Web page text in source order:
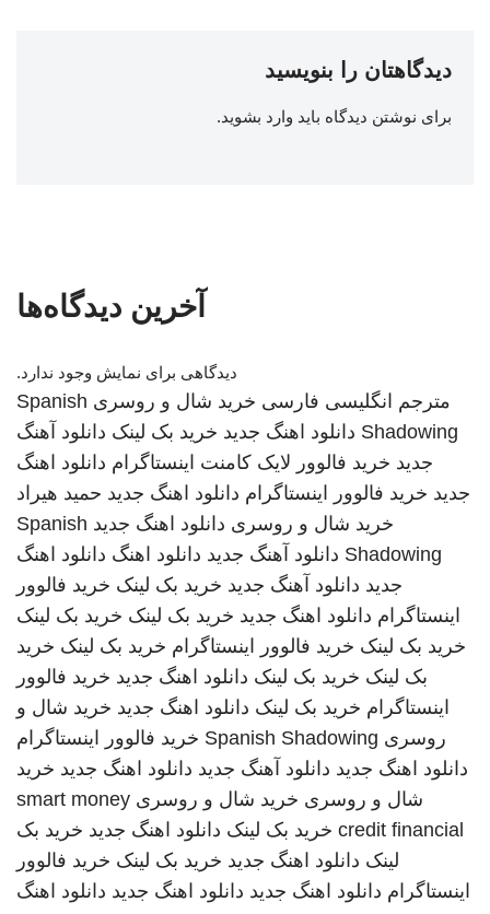
دیدگاهتان را بنویسید
برای نوشتن دیدگاه باید وارد بشوید.
آخرین دیدگاه‌ها
دیدگاهی برای نمایش وجود ندارد.
مترجم انگلیسی فارسی خرید شال و روسری Spanish
Shadowing دانلود اهنگ جدید خرید بک لینک دانلود آهنگ
جدید خرید فالوور لایک کامنت اینستاگرام دانلود اهنگ
جدید خرید فالوور اینستاگرام دانلود اهنگ جدید حمید هیراد
خرید شال و روسری دانلود اهنگ جدید Spanish
Shadowing دانلود آهنگ جدید دانلود اهنگ دانلود اهنگ
جدید دانلود آهنگ جدید خرید بک لینک خرید فالوور
اینستاگرام دانلود اهنگ جدید خرید بک لینک خرید بک لینک
خرید بک لینک خرید فالوور اینستاگرام خرید بک لینک خرید
بک لینک خرید بک لینک دانلود اهنگ جدید خرید فالوور
اینستاگرام خرید بک لینک دانلود اهنگ جدید خرید شال و
روسری Spanish Shadowing خرید فالوور اینستاگرام
دانلود اهنگ جدید دانلود آهنگ جدید دانلود اهنگ جدید خرید
شال و روسری خرید شال و روسری smart money
credit financial خرید بک لینک دانلود اهنگ جدید خرید بک
لینک دانلود اهنگ جدید خرید بک لینک خرید فالوور
اینستاگرام دانلود اهنگ جدید دانلود اهنگ جدید دانلود اهنگ